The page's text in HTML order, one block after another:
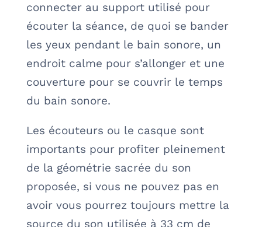
connecter au support utilisé pour
écouter la séance, de quoi se bander
les yeux pendant le bain sonore, un
endroit calme pour s’allonger et une
couverture pour se couvrir le temps
du bain sonore.
Les écouteurs ou le casque sont
importants pour profiter pleinement
de la géométrie sacrée du son
proposée, si vous ne pouvez pas en
avoir vous pourrez toujours mettre la
source du son utilisée à 33 cm de